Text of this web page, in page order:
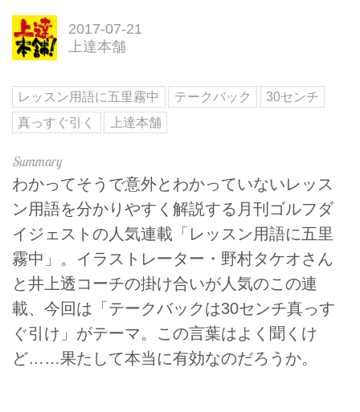
2017-07-21
上達本舗
レッスン用語に五里霧中 テークバック
30センチ
真っすぐ引く
上達本舗
わかってそうで意外とわかっていないレッス
ン用語を分かりやすく解説する月刊ゴルフダ
イジェストの人気連載「レッスン用語に五里
霧中」。イラストレーター・野村タケオさん
と井上透コーチの掛け合いが人気のこの連
載、今回は「テークバックは30センチ真っす
ぐ引け」がテーマ。この言葉はよく聞くけ
ど……果たして本当に有効なのだろうか。